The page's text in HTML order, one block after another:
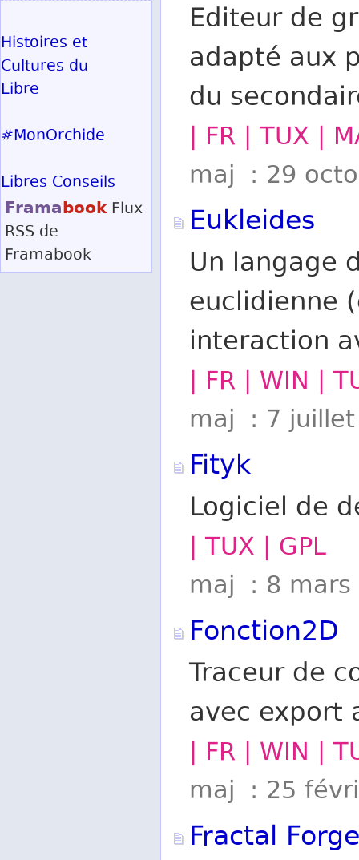
Editeur de
adapté aux
du
| FR | TUX |
maj : 29
Eukleides
Un langage
euclidienne
interaction
| FR | WIN |
maj : 7
Fityk
Logiciel de
| TUX | GPL
maj : 8 mars
Fonction2D
Traceur de
avec export
| FR | WIN |
maj : 25
Fractal Forge
Histoires et
Cultures du
Libre
#MonOrchide
Libres Conseils
Framabook Flux
RSS de
Framabook